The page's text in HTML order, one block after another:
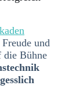
und
die Bühne